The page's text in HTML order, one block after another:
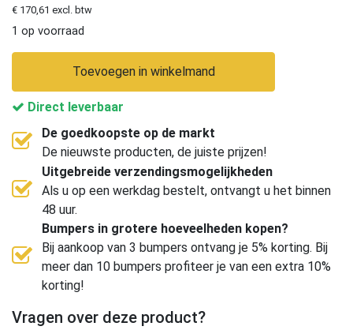
€ 170,61 excl. btw
1 op voorraad
Toevoegen in winkelmand
Direct leverbaar
De goedkoopste op de markt
De nieuwste producten, de juiste prijzen!
Uitgebreide verzendingsmogelijkheden
Als u op een werkdag bestelt, ontvangt u het binnen
48 uur.
Bumpers in grotere hoeveelheden kopen?
Bij aankoop van 3 bumpers ontvang je 5% korting. Bij
meer dan 10 bumpers profiteer je van een extra 10%
korting!
Vragen over deze product?